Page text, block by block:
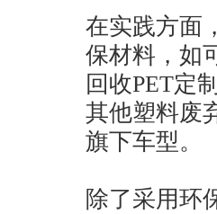
在实践方面
保材料，如
回收PET定
其他塑料废
旗下车型。
除了采用环